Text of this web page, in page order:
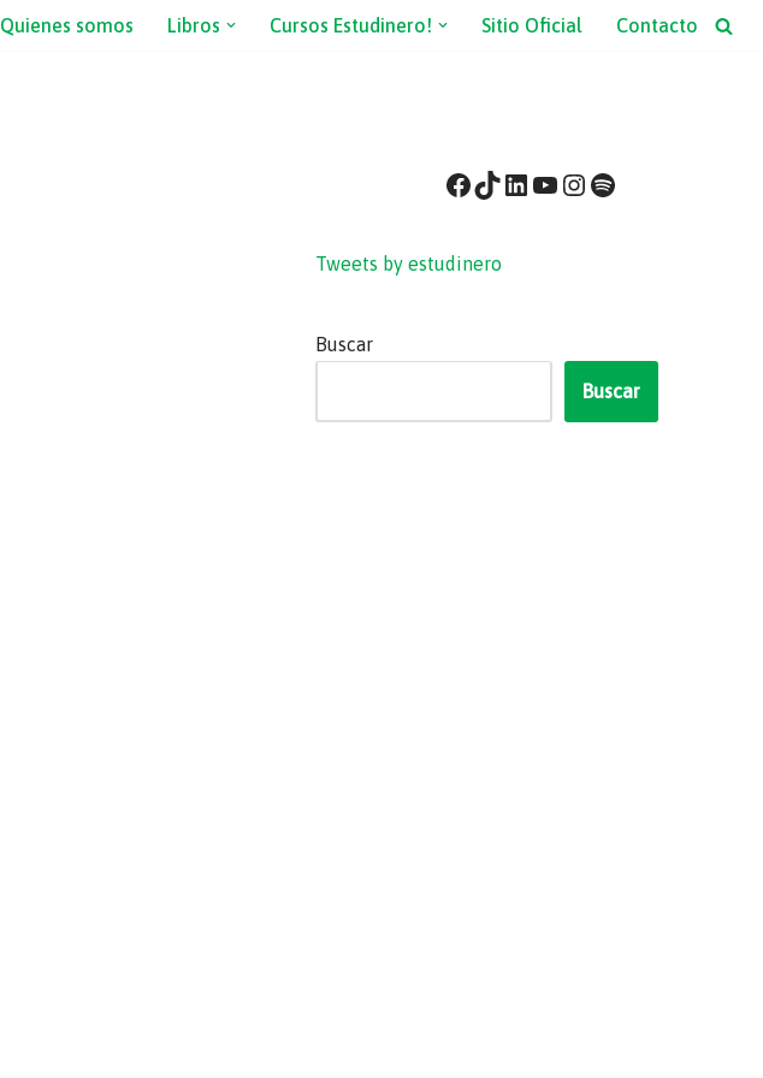
Quienes somos Libros Cursos Estudinero! Sitio Oficial Contacto
Tweets by estudinero
Buscar
Buscar